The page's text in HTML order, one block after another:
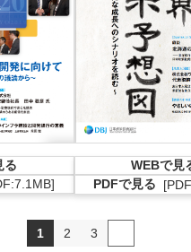
る
ファイルが新規ウィンドウで開
WEBで見
PDFで見る
PDF
1 2 3